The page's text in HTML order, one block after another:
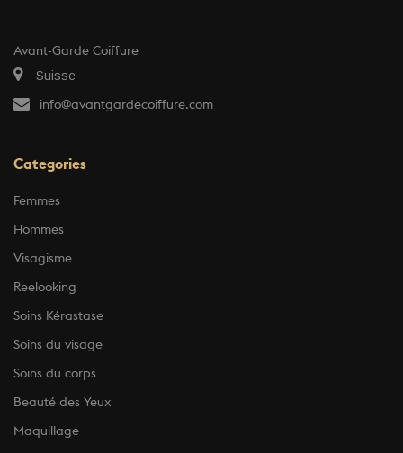
Avant-Garde Coiffure
Suisse
info@avantgardecoiffure.com
Categories
Femmes
Hommes
Visagisme
Reelooking
Soins Kérastase
Soins du visage
Soins du corps
Beauté des Yeux
Maquillage